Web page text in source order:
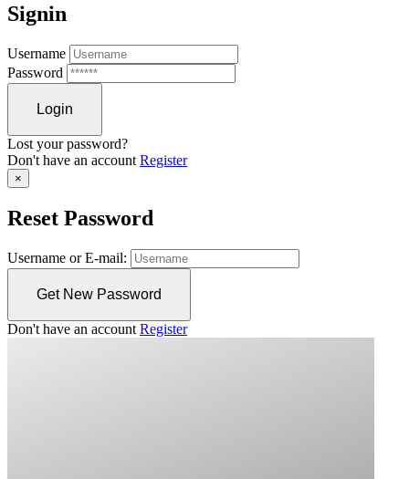
Signin
Username
Password
Lost your password?
Don't have an account Register
×
Reset Password
Username or E-mail:
Don't have an account Register